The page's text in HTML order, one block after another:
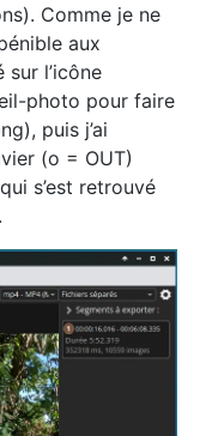
Comme je ne
aux
sur l’icône
photo pour faire
puis j’ai
(o = OUT)
s’est retrouvé